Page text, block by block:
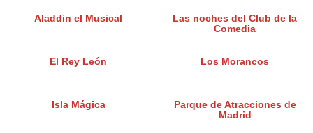
Aladdin el Musical
Las noches del Club de la
Comedia
El Rey León Los Morancos
Isla Mágica
Parque de Atracciones de
Madrid